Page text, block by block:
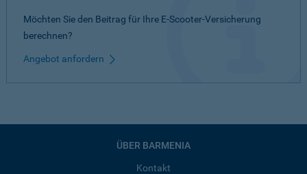
Möchten Sie den Beitrag für Ihre E-Scooter-Versicherung
berechnen?
Angebot anfordern
ÜBER BARMENIA
Kontakt